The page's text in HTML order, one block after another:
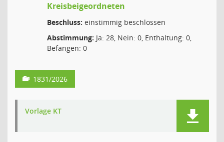
Kreisbeigeordneten
Beschluss: einstimmig beschlossen
Abstimmung: Ja: 28, Nein: 0, Enthaltung: 0,
Befangen: 0
1831/2026
Vorlage KT